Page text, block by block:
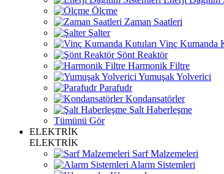
Ölçme
Zaman Saatleri
Şalter
Vinç Kumanda
Şönt Reaktör
Harmonik Filtre
Yumuşak Yolverici
Parafudr
Kondansatörler
Şalt Haberleşme
Tümünü Gör
ELEKTRİK
ELEKTRİK
Sarf Malzemeleri
Alarm Sistemleri